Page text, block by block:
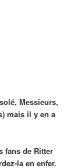
Messieurs,
mais il y en a
fans de Ritter
la en enfer.